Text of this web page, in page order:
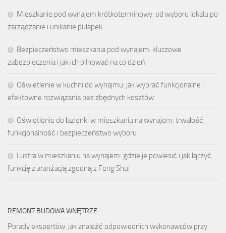
Mieszkanie pod wynajem krótkoterminowy: od wyboru lokalu po
zarządzanie i unikanie pułapek
Bezpieczeństwo mieszkania pod wynajem: kluczowe
zabezpieczenia i jak ich pilnować na co dzień
Oświetlenie w kuchni do wynajmu: jak wybrać funkcjonalne i
efektowne rozwiązania bez zbędnych kosztów
Oświetlenie do łazienki w mieszkaniu na wynajem: trwałość,
funkcjonalność i bezpieczeństwo wyboru
Lustra w mieszkaniu na wynajem: gdzie je powiesić i jak łączyć
funkcję z aranżacją zgodną z Feng Shui
REMONT BUDOWA WNĘTRZE
Porady ekspertów: jak znaleźć odpowiednich wykonawców przy